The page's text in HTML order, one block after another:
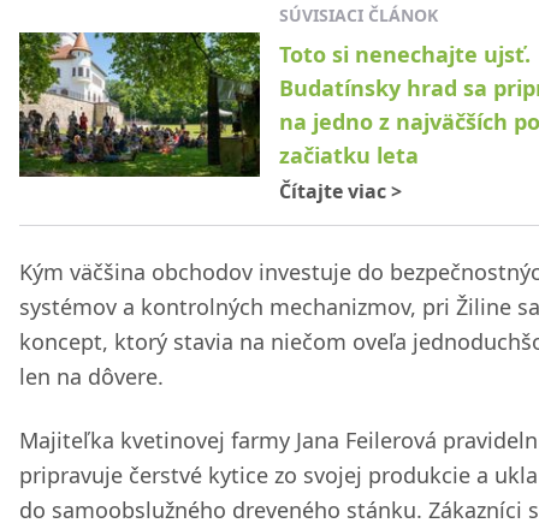
SÚVISIACI ČLÁNOK
Toto si nenechajte ujsť.
Budatínsky hrad sa
na jedno z najväčších
začiatku leta
Čítajte viac>
Kým väčšina obchodov investuje do
systémov a kontrolných mechanizmov, pri Žiline
koncept, ktorý stavia na niečom oveľa
len na dôvere.
Majiteľka kvetinovej farmy Jana Feilerová
pripravuje čerstvé kytice zo svojej produkcie a
do samoobslužného dreveného stánku. Zákazníci